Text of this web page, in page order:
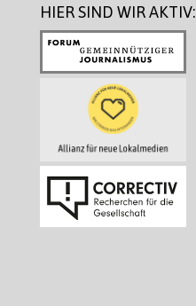
HIER SIND WIR AKTIV: